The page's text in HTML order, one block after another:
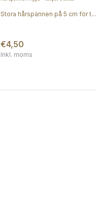
Stora hårspännen på 5 cm för t...
€4,50
Inkl. moms